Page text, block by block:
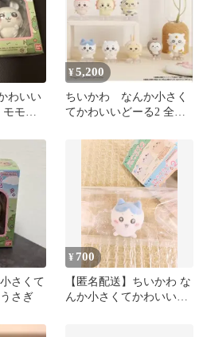
わいい
モン
¥5,200
ちいかわ なんか小さく
てかわいいどーる2 全
さくて
さぎ
¥ 700
【匿名配送】ちいかわ な
んか小さくてかわいいど